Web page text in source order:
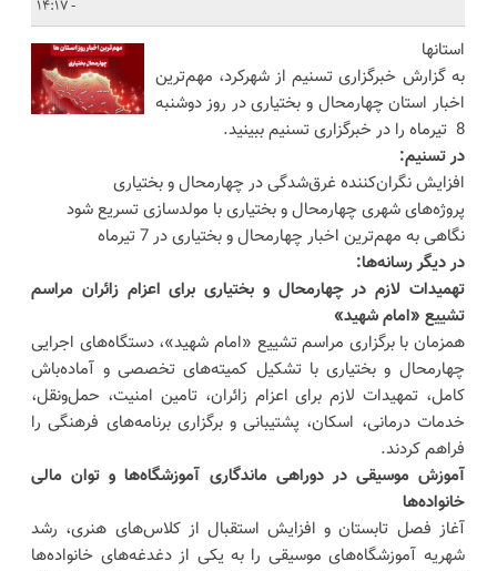
- 14:17
استانها
به گزارش خبرگزاری تسنیم از شهرکرد، مهم‌ترین
اخبار استان چهارمحال و بختیاری در روز دوشنبه
8 تیرماه را در خبرگزاری تسنیم ببینید.
در تسنیم:
افزایش نگران‌کننده غرق‌شدگی در چهارمحال و بختیاری
پروژه‌های شهری چهارمحال و بختیاری با مولدسازی تسریع شود
نگاهی به مهم‌ترین اخبار چهارمحال و بختیاری در 7 تیرماه
در دیگر رسانه‌ها:
تهمیدات لازم در چهارمحال و بختیاری برای اعزام زائران مراسم
تشییع «امام شهید»
همزمان با برگزاری مراسم تشییع «امام شهید»، دستگاه‌های اجرایی
چهارمحال و بختیاری با تشکیل کمیته‌های تخصصی و آماده‌باش
کامل، تمهیدات لازم برای اعزام زائران، تامین امنیت، حمل‌ونقل،
خدمات درمانی، اسکان، پشتیبانی و برگزاری برنامه‌های فرهنگی را
فراهم کردند.
آموزش موسیقی در دوراهی ماندگاری آموزشگاه‌ها و توان مالی
خانواده‌ها
آغاز فصل تابستان و افزایش استقبال از کلاس‌های هنری، رشد
شهریه آموزشگاه‌های موسیقی را به یکی از دغدغه‌های خانواده‌ها